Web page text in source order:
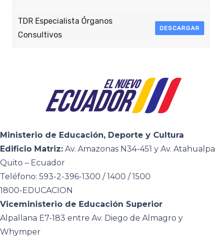
TDR Especialista Órganos
Consultivos
DESCARGAR
Ministerio de Educación, Deporte y Cultura
Edificio Matriz: Av. Amazonas N34-451 y Av. Atahualpa
Quito – Ecuador
Teléfono: 593-2-396-1300 / 1400 / 1500
1800-EDUCACION
Viceministerio de Educación Superior
Alpallana E7-183 entre Av. Diego de Almagro y
Whymper